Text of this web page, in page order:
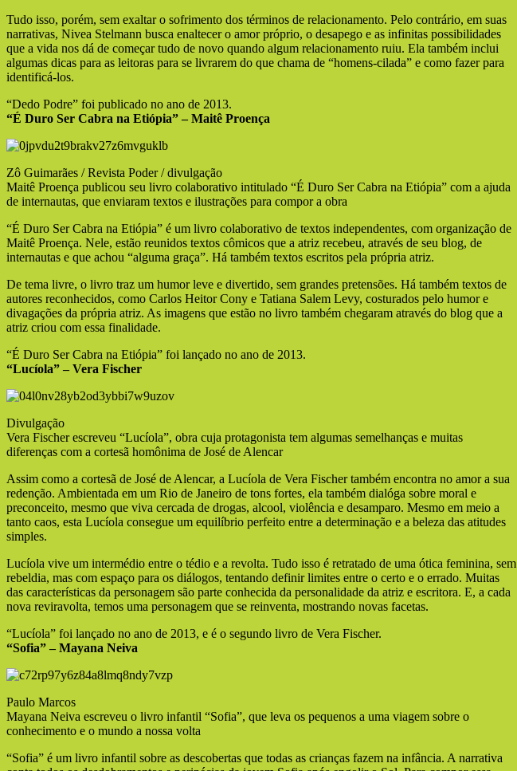
Tudo isso, porém, sem exaltar o sofrimento dos términos de relacionamento. Pelo contrário, em suas
narrativas, Nivea Stelmann busca enaltecer o amor próprio, o desapego e as infinitas possibilidades
que a vida nos dá de começar tudo de novo quando algum relacionamento ruiu. Ela também inclui
algumas dicas para as leitoras para se livrarem do que chama de “homens-cilada” e como fazer para
identificá-los.
“Dedo Podre” foi publicado no ano de 2013.
“É Duro Ser Cabra na Etiópia” – Maitê Proença
Zô Guimarães / Revista Poder / divulgação
Maitê Proença publicou seu livro colaborativo intitulado “É Duro Ser Cabra na Etiópia” com a ajuda
de internautas, que enviaram textos e ilustrações para compor a obra
“É Duro Ser Cabra na Etiópia” é um livro colaborativo de textos independentes, com organização de
Maitê Proença. Nele, estão reunidos textos cômicos que a atriz recebeu, através de seu blog, de
internautas e que achou “alguma graça”. Há também textos escritos pela própria atriz.
De tema livre, o livro traz um humor leve e divertido, sem grandes pretensões. Há também textos de
autores reconhecidos, como Carlos Heitor Cony e Tatiana Salem Levy, costurados pelo humor e
divagações da própria atriz. As imagens que estão no livro também chegaram através do blog que a
atriz criou com essa finalidade.
“É Duro Ser Cabra na Etiópia” foi lançado no ano de 2013.
“Lucíola” – Vera Fischer
Divulgação
Vera Fischer escreveu “Lucíola”, obra cuja protagonista tem algumas semelhanças e muitas
diferenças com a cortesã homônima de José de Alencar
Assim como a cortesã de José de Alencar, a Lucíola de Vera Fischer também encontra no amor a sua
redenção. Ambientada em um Rio de Janeiro de tons fortes, ela também dialóga sobre moral e
preconceito, mesmo que viva cercada de drogas, alcool, violência e desamparo. Mesmo em meio a
tanto caos, esta Lucíola consegue um equilíbrio perfeito entre a determinação e a beleza das atitudes
simples.
Lucíola vive um intermédio entre o tédio e a revolta. Tudo isso é retratado de uma ótica feminina, sem
rebeldia, mas com espaço para os diálogos, tentando definir limites entre o certo e o errado. Muitas
das características da personagem são parte conhecida da personalidade da atriz e escritora. E, a cada
nova reviravolta, temos uma personagem que se reinventa, mostrando novas facetas.
“Lucíola” foi lançado no ano de 2013, e é o segundo livro de Vera Fischer.
“Sofia” – Mayana Neiva
Paulo Marcos
Mayana Neiva escreveu o livro infantil “Sofia”, que leva os pequenos a uma viagem sobre o
conhecimento e o mundo a nossa volta
“Sofia” é um livro infantil sobre as descobertas que todas as crianças fazem na infância. A narrativa